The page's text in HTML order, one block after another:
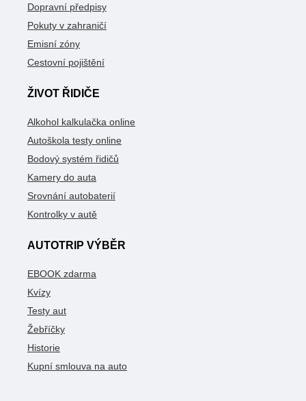
Dopravní předpisy
Pokuty v zahraničí
Emisní zóny
Cestovní pojištění
ŽIVOT ŘIDIČE
Alkohol kalkulačka online
Autoškola testy online
Bodový systém řidičů
Kamery do auta
Srovnání autobaterií
Kontrolky v autě
AUTOTRIP VÝBĚR
EBOOK zdarma
Kvízy
Testy aut
Žebříčky
Historie
Kupní smlouva na auto